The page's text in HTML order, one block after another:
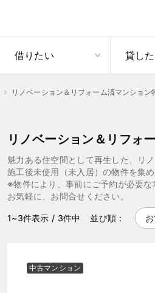
借りたい 貸し
リノベーション＆リフォーム済マンション
リノベーション＆リフォ
魅力ある住空間として再生した、リ
施工後未使用（未入居）の物件を集
※物件により、事前にご予約が必要な
お気軽に、お問合せください。
1~3件表示 / 3件中 並び順：
中古マンション